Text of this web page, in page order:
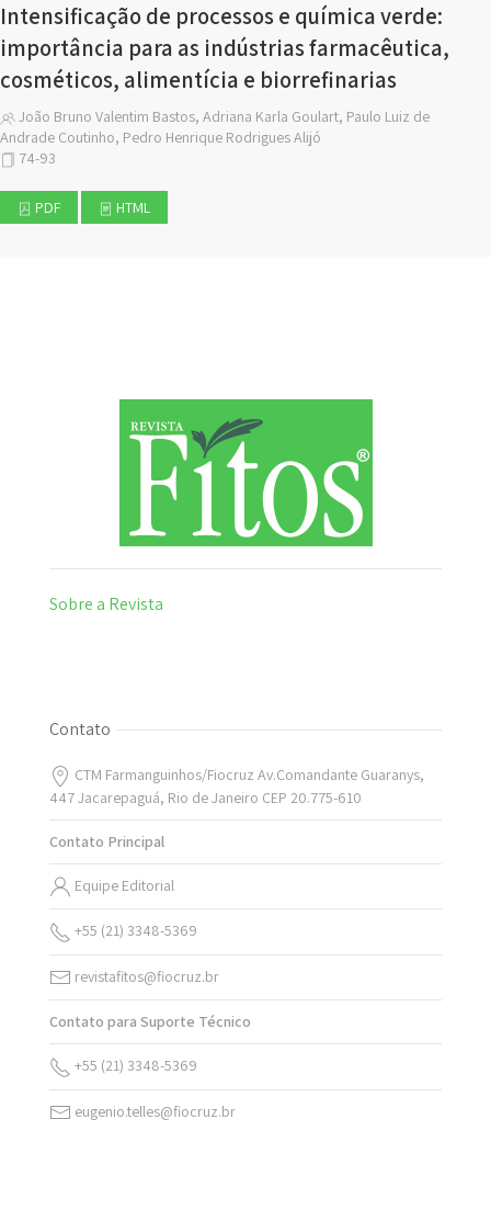
Intensificação de processos e química verde:
importância para as indústrias farmacêutica,
cosméticos, alimentícia e biorrefinarias
João Bruno Valentim Bastos, Adriana Karla Goulart, Paulo Luiz de
Andrade Coutinho, Pedro Henrique Rodrigues Alijó
74-93
PDF HTML
Sobre a Revista
Contato
CTM Farmanguinhos/Fiocruz Av.Comandante Guaranys,
447 Jacarepaguá, Rio de Janeiro CEP 20.775-610
Contato Principal
Equipe Editorial
+55 (21) 3348-5369
revistafitos@fiocruz.br
Contato para Suporte Técnico
+55 (21) 3348-5369
eugenio.telles@fiocruz.br